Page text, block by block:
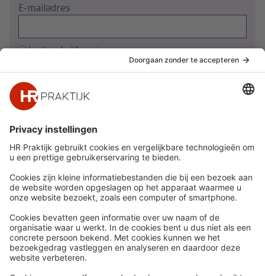
E-mailadres
Ja, ik schrijf me in
Snel naar
Nieuws
Whitepapers
Webinars
Word lid
Contact
Meer
HR Academy
HR Podcast
CHRO
HR Day